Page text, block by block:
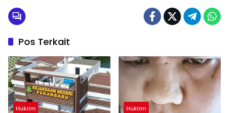
Pos Terkait
Hukrim Hukrim